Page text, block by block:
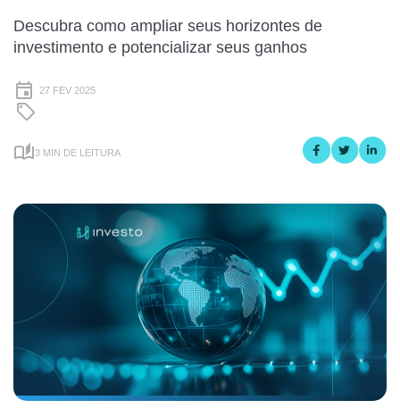
Descubra como ampliar seus horizontes de
investimento e potencializar seus ganhos
27 FEV 2025
3 MIN DE LEITURA